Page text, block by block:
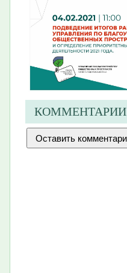
КОММЕНТАРИИ